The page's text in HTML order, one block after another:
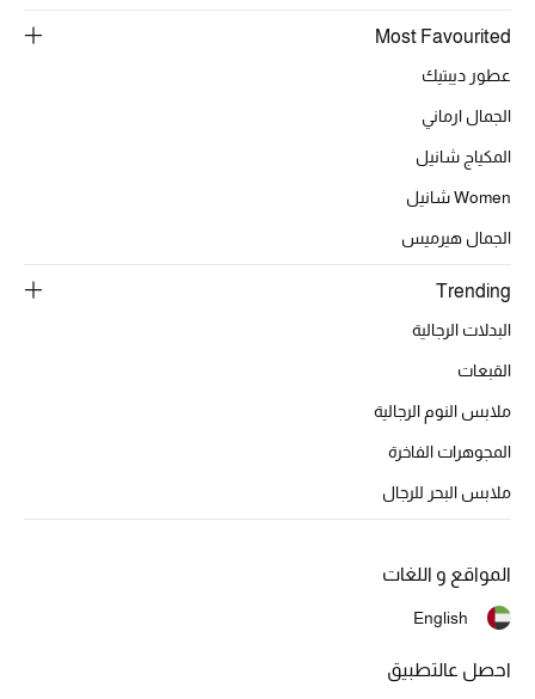
Most Favourited
عطور ديبتيك
الجمال ارماني
المكياج شانيل
Women شانيل
الجمال هيرميس
Trending
البدلات الرجالية
القبعات
ملابس النوم الرجالية
المجوهرات الفاخرة
ملابس البحر للرجال
المواقع و اللغات
English
احصل عالتطبيق